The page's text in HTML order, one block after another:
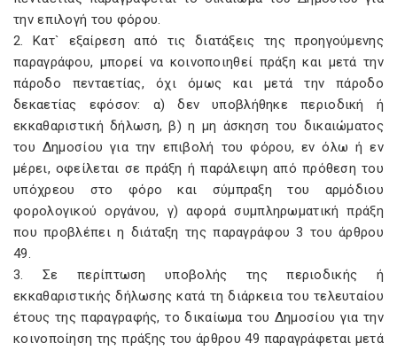
την επιλογή του φόρου.
2. Κατ` εξαίρεση από τις διατάξεις της προηγούμενης
παραγράφου, μπορεί να κοινοποιηθεί πράξη και μετά την
πάροδο πενταετίας, όχι όμως και μετά την πάροδο
δεκαετίας εφόσον: α) δεν υποβλήθηκε περιοδική ή
εκκαθαριστική δήλωση, β) η μη άσκηση του δικαιώματος
του Δημοσίου για την επιβολή του φόρου, εν όλω ή εν
μέρει, οφείλεται σε πράξη ή παράλειψη από πρόθεση του
υπόχρεου στο φόρο και σύμπραξη του αρμόδιου
φορολογικού οργάνου, γ) αφορά συμπληρωματική πράξη
που προβλέπει η διάταξη της παραγράφου 3 του άρθρου
49.
3. Σε περίπτωση υποβολής της περιοδικής ή
εκκαθαριστικής δήλωσης κατά τη διάρκεια του τελευταίου
έτους της παραγραφής, το δικαίωμα του Δημοσίου για την
κοινοποίηση της πράξης του άρθρου 49 παραγράφεται μετά